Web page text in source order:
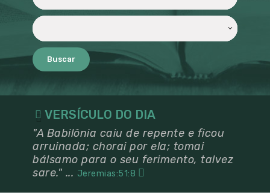
Buscar
VERSÍCULO DO DIA
"A Babilônia caiu de repente e ficou
arruinada; chorai por ela; tomai
bálsamo para o seu ferimento, talvez
sare." ... Jeremias:51:8
PARCEIROS